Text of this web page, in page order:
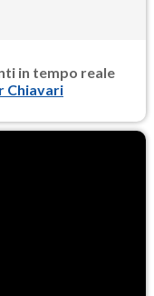
in tempo reale
Chiavari